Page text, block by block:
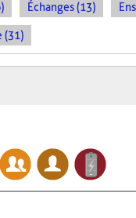
Échanges (13)
(31)